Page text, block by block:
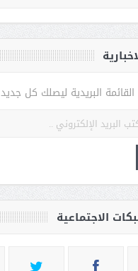
البريدية ليصلك كل جديد
الاجتماعية